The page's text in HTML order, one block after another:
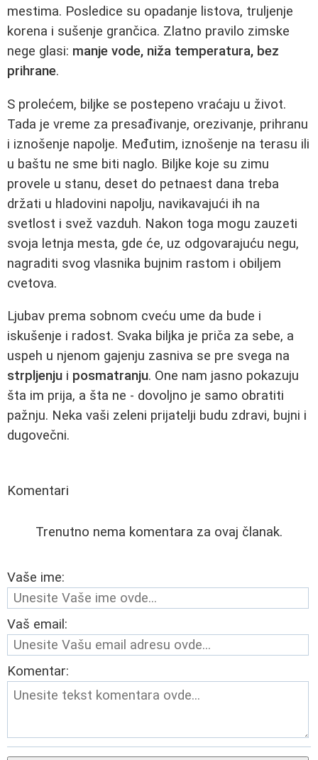
mestima. Posledice su opadanje listova, truljenje
korena i sušenje grančica. Zlatno pravilo zimske
nege glasi: manje vode, niža temperatura, bez
prihrane.
S prolećem, biljke se postepeno vraćaju u život.
Tada je vreme za presađivanje, orezivanje, prihranu
i iznošenje napolje. Međutim, iznošenje na terasu ili
u baštu ne sme biti naglo. Biljke koje su zimu
provele u stanu, deset do petnaest dana treba
držati u hladovini napolju, navikavajući ih na
svetlost i svež vazduh. Nakon toga mogu zauzeti
svoja letnja mesta, gde će, uz odgovarajuću negu,
nagraditi svog vlasnika bujnim rastom i obiljem
cvetova.
Ljubav prema sobnom cveću ume da bude i
iskušenje i radost. Svaka biljka je priča za sebe, a
uspeh u njenom gajenju zasniva se pre svega na
strpljenju i posmatranju. One nam jasno pokazuju
šta im prija, a šta ne - dovoljno je samo obratiti
pažnju. Neka vaši zeleni prijatelji budu zdravi, bujni i
dugovečni.
Komentari
Trenutno nema komentara za ovaj članak.
Vaše ime:
Vaš email:
Komentar: